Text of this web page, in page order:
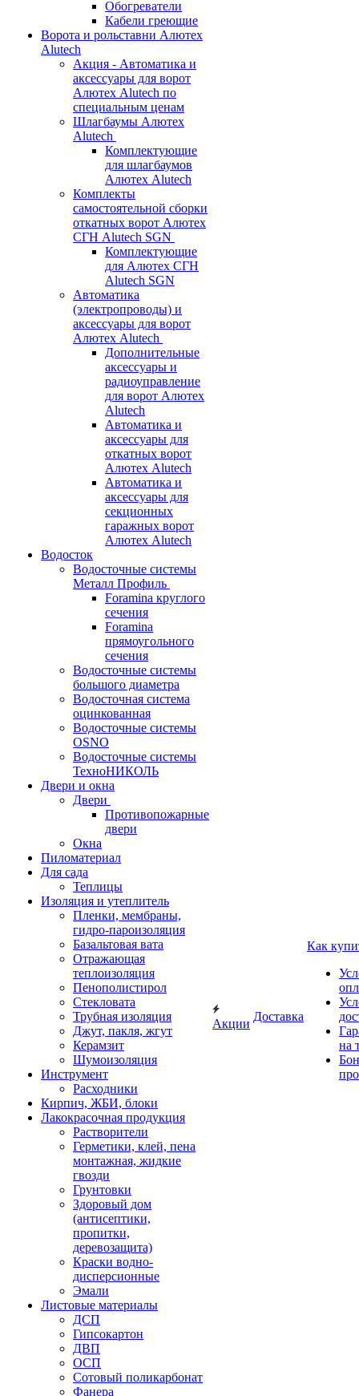
Обогреватели
Кабели греющие
Ворота и рольставни Алютех
Alutech
Акция - Автоматика и
аксессуары для ворот
Алютех Alutech по
специальным ценам
Шлагбаумы Алютех
Alutech
Комплектующие
для шлагбаумов
Алютех Alutech
Комплекты
самостоятельной сборки
откатных ворот Алютех
СГН Alutech SGN
Комплектующие
для Алютех СГН
Alutech SGN
Автоматика
(электропроводы) и
аксессуары для ворот
Алютех Alutech
Дополнительные
аксессуары и
радиоуправление
для ворот Алютех
Alutech
Автоматика и
аксессуары для
откатных ворот
Алютех Alutech
Автоматика и
аксессуары для
секционных
гаражных ворот
Алютех Alutech
Водосток
Водосточные системы
Металл Профиль
Foramina круглого
сечения
Foramina
прямоугольного
сечения
Водосточные системы
большого диаметра
Водосточная система
оцинкованная
Водосточные системы
OSNO
Водосточные системы
ТехноНИКОЛЬ
Двери и окна
Двери
Противопожарные
двери
Окна
Пиломатериал
Для сада
Теплицы
Изоляция и утеплитель
Пленки, мембраны,
гидро-пароизоляция
Базальтовая вата
Отражающая
теплоизоляция
Пенополистирол
Стекловата
Трубная изоляция
Джут, пакля, жгут
Керамзит
Шумоизоляция
Инструмент
Расходники
Кирпич, ЖБИ, блоки
Лакокрасочная продукция
Растворители
Герметики, клей, пена
монтажная, жидкие
гвозди
Грунтовки
Здоровый дом
(антисептики,
пропитки,
деревозащита)
Краски водно-
дисперсионные
Эмали
Листовые материалы
ДСП
Гипсокартон
ДВП
ОСП
Сотовый поликарбонат
Фанера
Акции
Доставка
Как
на